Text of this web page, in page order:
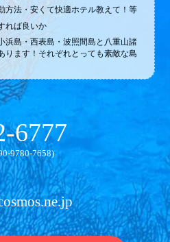
方法・安くて快適ホテル教えて！等
れば良いか
浜島・西表島・波照間島と八重山諸
ります！それぞれとっても素敵な島
6777
9780-7658)